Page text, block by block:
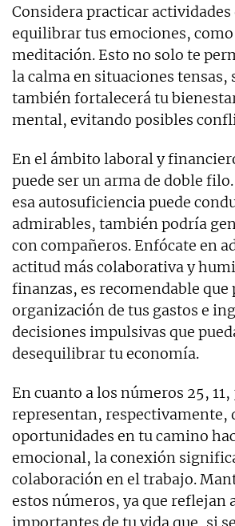
Considera practicar actividades
equilibrar tus emociones, como
meditación. Esto no solo te
la calma en situaciones tensas,
también fortalecerá tu
mental, evitando posibles
En el ámbito laboral y
puede ser un arma de doble
esa autosuficiencia puede
admirables, también podría
con compañeros. Enfócate en
actitud más colaborativa y
finanzas, es recomendable que
organización de tus gastos e
decisiones impulsivas que
desequilibrar tu economía.
En cuanto a los números 25, 11,
representan, respectivamente,
oportunidades en tu camino
emocional, la conexión
colaboración en el trabajo.
estos números, ya que reflejan